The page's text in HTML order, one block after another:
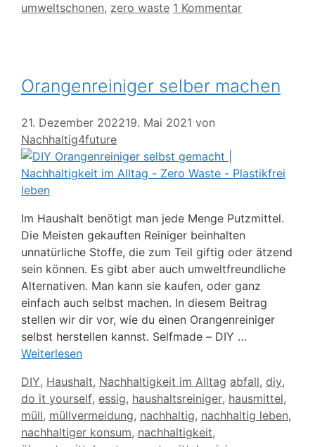
umweltschonen, zero waste 1 Kommentar
Orangenreiniger selber machen
21. Dezember 202219. Mai 2021 von
Nachhaltig4future
Im Haushalt benötigt man jede Menge Putzmittel.
Die Meisten gekauften Reiniger beinhalten
unnatürliche Stoffe, die zum Teil giftig oder ätzend
sein können. Es gibt aber auch umweltfreundliche
Alternativen. Man kann sie kaufen, oder ganz
einfach auch selbst machen. In diesem Beitrag
stellen wir dir vor, wie du einen Orangenreiniger
selbst herstellen kannst. Selfmade – DIY …
Weiterlesen
Kategorien
DIY, Haushalt, Nachhaltigkeit im Alltag Schlagwörter
abfall, diy,
do it yourself, essig, haushaltsreiniger, hausmittel,
müll, müllvermeidung, nachhaltig, nachhaltig leben,
nachhaltiger konsum, nachhaltigkeit,